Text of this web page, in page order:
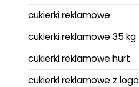
cukierki reklamowe
cukierki reklamowe 35 kg
cukierki reklamowe hurt
cukierki reklamowe z logo